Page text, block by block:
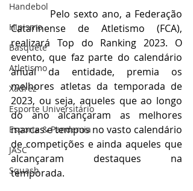
Handebol
Hipismo
Basquete
Atletismo
Xadrez
Esporte Universitário
Esporte & Pandemia
JASC
Squash
           Pelo sexto ano, a Federação
Catarinense de Atletismo (FCA),
realizará Top do Ranking 2023. O
evento, que faz parte do calendário
anual da entidade, premia os
melhores atletas da temporada de
2023, ou seja, aqueles que ao longo
do ano alcançaram as melhores
marcas e tempos no vasto calendário
de competições e ainda aqueles que
alcançaram destaques na
temporada.